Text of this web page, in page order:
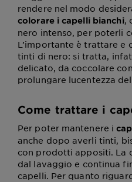
rendere nel modo
colorare i capelli bianchi,
nero intenso, per poterli
L’importante è trattare e
tinti di nero: si tratta,
delicato, da coccolare
prolungare lucentezza
Come trattare i
Per poter mantenere i
anche dopo averli tinti,
con prodotti appositi. La
dal lavaggio e continua
capelli. Per quanto